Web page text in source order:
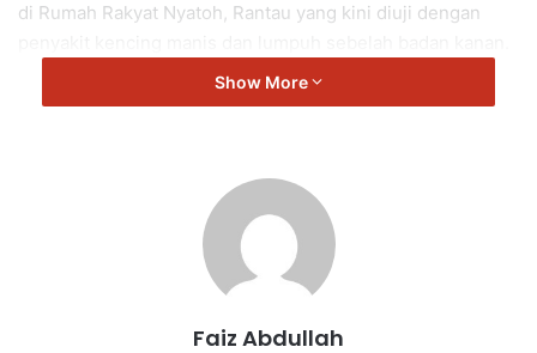
di Rumah Rakyat Nyatoh, Rantau yang kini diuji dengan
“Saya berharap sumbangan kerusi roda ini membantu ahli
“Saya mendoakan semoga beliau cepat sembuh, Insya
Allah,” ujar Mohamad Hasan yang juga Ahli Dewan
Undangan Negeri (ADUN) Rantau.
Show More
Faiz Abdullah